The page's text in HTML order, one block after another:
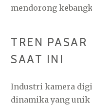
mendorong
TREN
SAAT INI
Industri kamera
dinamika yang unik